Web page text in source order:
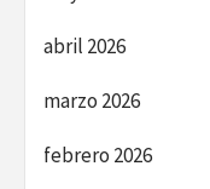
abril 2026
marzo 2026
febrero 2026